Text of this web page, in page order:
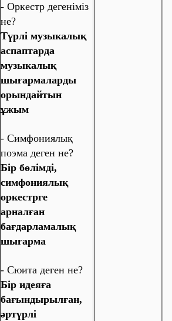
- Оркестр дегеніміз
не?
Түрлі музыкалық
аспаптарда
музыкалық
шығармаларды
орындайтын
ұжым
- Симфониялық
поэма деген не?
Бір бөлімді,
симфониялық
оркестрге
арналған
бағдарламалық
шығарма
- Сюита деген не?
Бір идеяға
бағындырылған,
әртүрлі